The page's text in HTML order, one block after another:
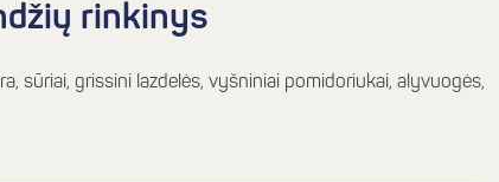
rinkinys
sūriai, grissini lazdelės, vyšniniai pomidoriukai, alyvuogės,